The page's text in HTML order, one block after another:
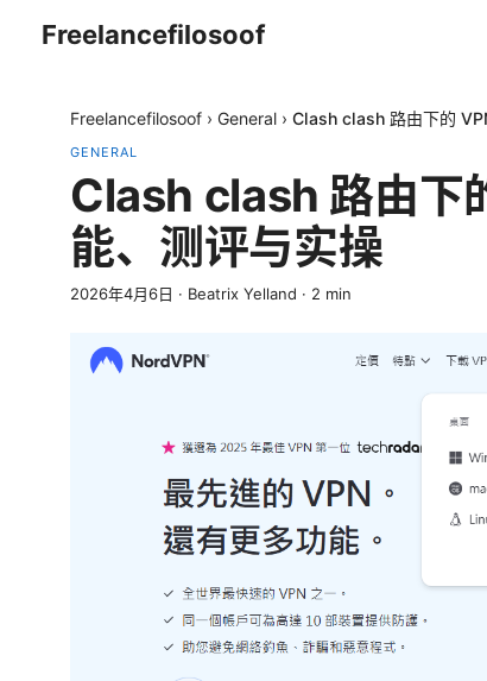
Freelancefilosoof
Freelancefilosoof › General › Clash clash 路由下的
GENERAL
Clash clash 路由下
能、测评与实操
2026年4月6日 · Beatrix Yelland · 2 min